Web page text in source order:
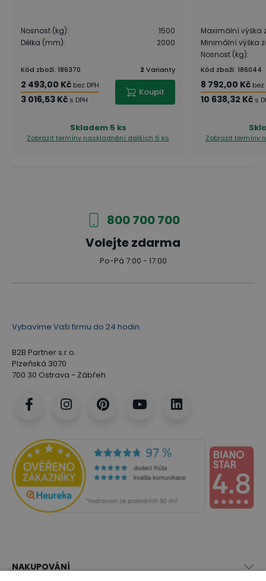
Nosnost (kg):
1500
Délka (mm): 2000
Kód zboží: 186370 2 Varianty
2 493,00 Kč bez DPH
3 016,53 Kč s DPH
Koupit
Skladem 5 ks
Zobrazit termíny naskladnění dalších 6 ks
Maximální výška
Minimální výška
Nosnost (kg):
Kód zboží: 186044
8 792,00 Kč bez
10 638,32 Kč s
Zobrazit termíny
800 700 700
Volejte zdarma
Po-Pá 7:00 - 17:00
Vybavíme Vaši firmu do 24 hodin
B2B Partner s.r.o.
Plzeňská 3070
700 30 Ostrava - Zábřeh
NAKUPOVÁNÍ